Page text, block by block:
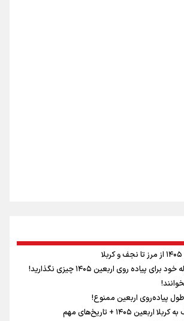
کارگر و کارفرما در اندیشه رهبر شهید: از تضاد به
طلایی برای پیاده روی اربعین
پیاده روی اربعین ۱۴۰۵ چیزی نگذارید!
پیاده‌روی اربعین ممنوع!
۱۴۰۵ + تاریخ‌های مهم